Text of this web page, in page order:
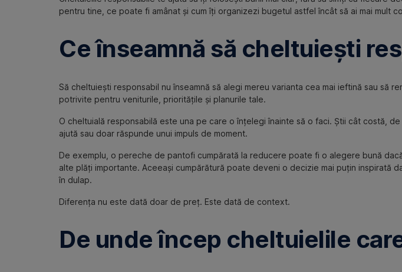
pentru tine, ce poate fi amânat și cum îți organizezi bugetul astfel încât să ai mai mult
Ce înseamnă să cheltuiești
Să cheltuiești responsabil nu înseamnă să alegi mereu varianta cea mai ieftină sau să
potrivite pentru veniturile, prioritățile și planurile tale.
O cheltuială responsabilă este una pe care o înțelegi înainte să o faci. Știi cât costă,
ajută sau doar răspunde unui impuls de moment.
De exemplu, o pereche de pantofi cumpărată la reducere poate fi o alegere bună
alte plăți importante. Aceeași cumpărătură poate deveni o decizie mai puțin inspirată
în dulap.
Diferența nu este dată doar de preț. Este dată de context.
De unde încep cheltuielile